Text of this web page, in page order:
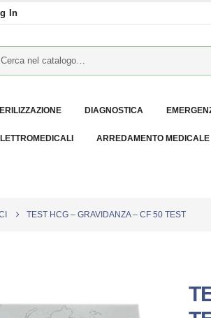
In
DIAGNOSTICA
ARREDAMENTO MEDICALE
TEST HCG – GRAVIDANZA – CF 50 TEST